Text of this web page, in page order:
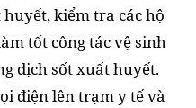
kiểm tra các hộ
tốt công tác vệ sinh
dịch sốt xuất huyết.
điện lên trạm y tế và